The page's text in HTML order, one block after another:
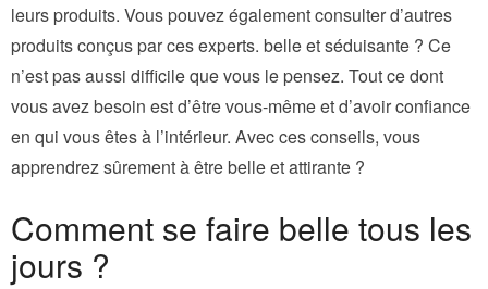
leurs produits. Vous pouvez également consulter d’autres
produits conçus par ces experts. belle et séduisante ? Ce
n’est pas aussi difficile que vous le pensez. Tout ce dont
vous avez besoin est d’être vous-même et d’avoir confiance
en qui vous êtes à l’intérieur. Avec ces conseils, vous
apprendrez sûrement à être belle et attirante ?
Comment se faire belle tous les
jours ?